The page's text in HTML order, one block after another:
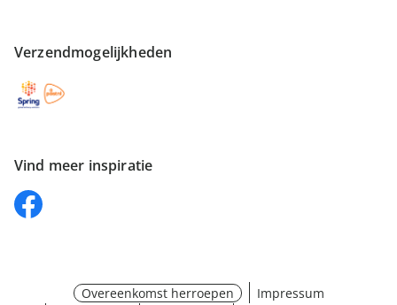
Verzendmogelijkheden
Vind meer inspiratie
Overeenkomst herroepen
Impressum